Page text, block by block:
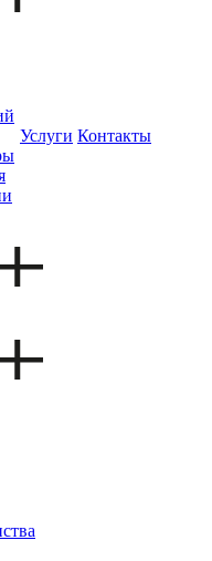
Услуги Контакты